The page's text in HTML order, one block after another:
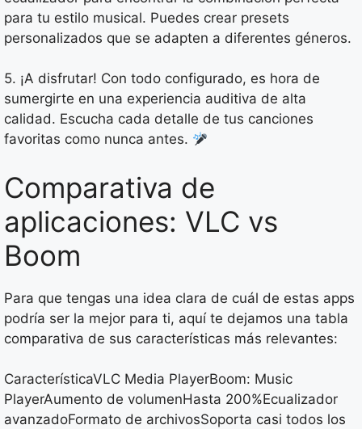
para tu estilo musical. Puedes crear presets
personalizados que se adapten a diferentes géneros.
5. ¡A disfrutar! Con todo configurado, es hora de
sumergirte en una experiencia auditiva de alta
calidad. Escucha cada detalle de tus canciones
favoritas como nunca antes.
Comparativa de
aplicaciones: VLC vs
Boom
Para que tengas una idea clara de cuál de estas apps
podría ser la mejor para ti, aquí te dejamos una tabla
comparativa de sus características más relevantes:
CaracterísticaVLC Media PlayerBoom: Music
PlayerAumento de volumenHasta 200%Ecualizador
avanzadoFormato de archivosSoporta casi todos los